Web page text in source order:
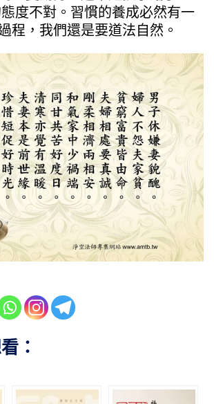
度不對。習慣的養成必然有一
程，我們還是要道法自然。
：